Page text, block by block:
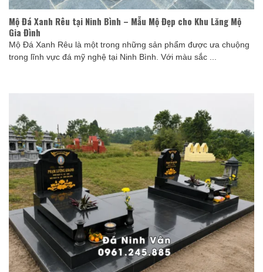
Mộ Đá Xanh Rêu tại Ninh Bình – Mẫu Mộ Đẹp cho Khu Lăng Mộ
Gia Đình
Mộ Đá Xanh Rêu là một trong những sản phẩm được ưa chuộng
trong lĩnh vực đá mỹ nghệ tại Ninh Bình. Với màu sắc ...